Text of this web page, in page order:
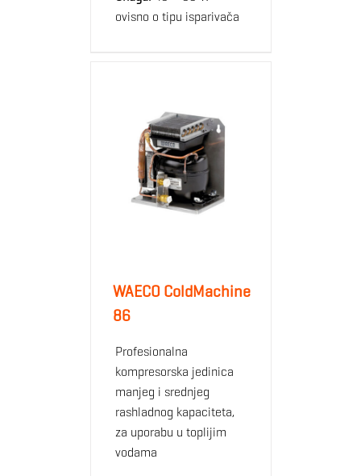
ovisno o tipu isparivača
WAECO ColdMachine
86
Profesionalna
kompresorska jedinica
manjeg i srednjeg
rashladnog kapaciteta,
za uporabu u toplijim
vodama